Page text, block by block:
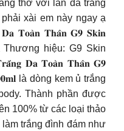
thơ với làn da trắng
xài em này ngay ạ
𝐓𝐨𝐚̀𝐧 𝐓𝐡𝐚̂𝐧 𝐆𝟗 𝐒𝐤𝐢𝐧
Thương hiệu: G9 Skin
𝐃𝐚 𝐓𝐨𝐚̀𝐧 𝐓𝐡𝐚̂𝐧 𝐆𝟗
là dòng kem ủ trắng
Thành phần được
100% từ các loại thảo
trắng đình đám như